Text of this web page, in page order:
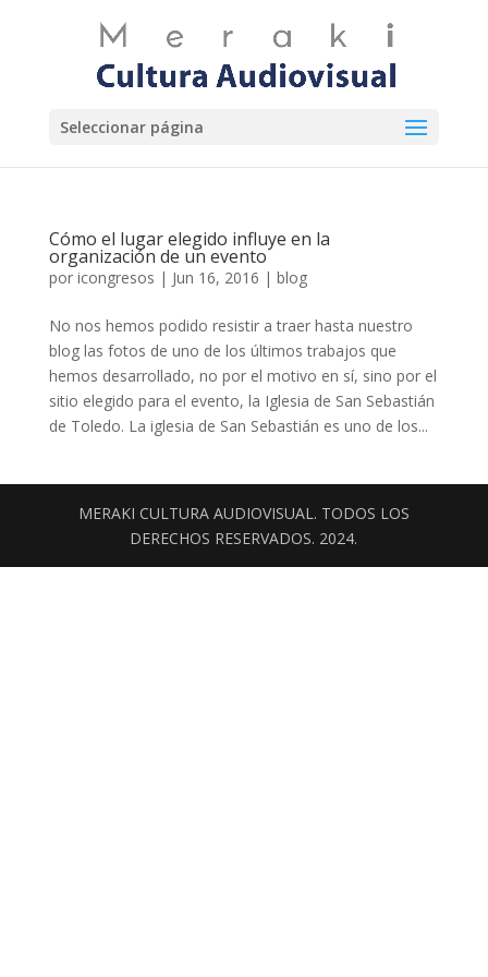
Seleccionar página
Cómo el lugar elegido influye en la
organización de un evento
por icongresos | Jun 16, 2016 | blog
No nos hemos podido resistir a traer hasta nuestro
blog las fotos de uno de los últimos trabajos que
hemos desarrollado, no por el motivo en sí, sino por el
sitio elegido para el evento, la Iglesia de San Sebastián
de Toledo. La iglesia de San Sebastián es uno de los...
MERAKI CULTURA AUDIOVISUAL. TODOS LOS
DERECHOS RESERVADOS. 2024.